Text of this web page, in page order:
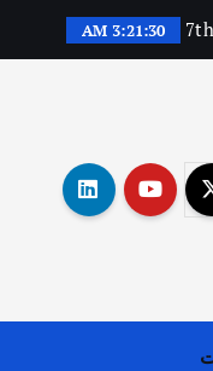
3:21:31 AM